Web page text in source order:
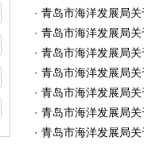
· 青岛市海洋发展局
· 青岛市海洋发展局
· 青岛市海洋发展局
· 青岛市海洋发展局
· 青岛市海洋发展局
· 青岛市海洋发展局
· 青岛市海洋发展局